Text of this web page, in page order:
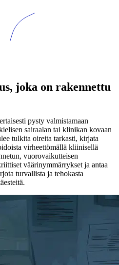
joka on rakennettu
pysty valmistamaan
sairaalan tai klinikan kovaan
tulkita oireita tarkasti, kirjata
virheettömällä kliinisellä
vuorovaikutteisen
väärinymmärrykset ja antaa
turvallista ja tehokasta